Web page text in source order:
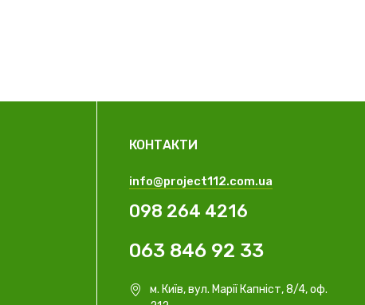
КОНТАКТИ
info@project112.com.ua
098 264 4216
063 846 92 33
м. Київ, вул. Марії Капніст, 8/4, оф.